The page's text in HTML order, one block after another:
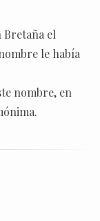
Bretaña el
le había
nombre, en